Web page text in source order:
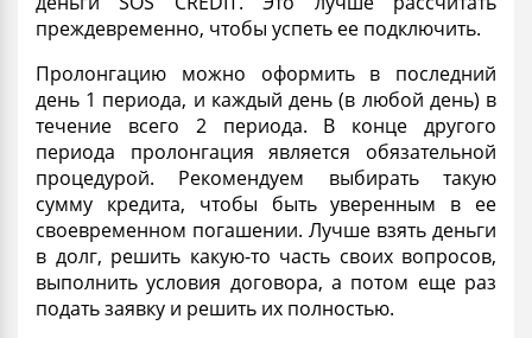
преждевременно, чтобы успеть ее подключить.
Пролонгацию можно оформить в последний
день 1 периода, и каждый день (в любой день) в
течение всего 2 периода. В конце другого
периода пролонгация является обязательной
процедурой. Рекомендуем выбирать такую
сумму кредита, чтобы быть уверенным в ее
своевременном погашении. Лучше взять деньги
в долг, решить какую-то часть своих вопросов,
выполнить условия договора, а потом еще раз
подать заявку и решить их полностью.